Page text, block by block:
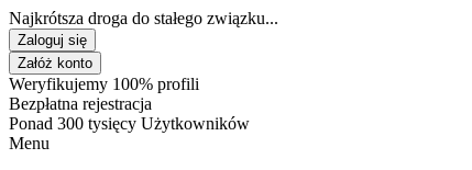
Najkrótsza droga do stałego związku...
Zaloguj się
Załóż konto
Weryfikujemy 100% profili
Bezpłatna rejestracja
Ponad 300 tysięcy Użytkowników
Menu